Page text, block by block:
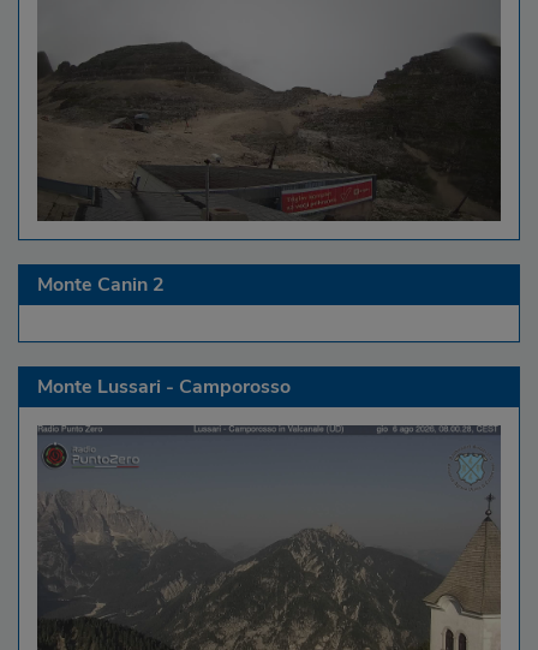
Monte Canin 2
Monte Lussari - Camporosso